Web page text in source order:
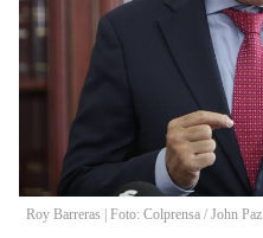
Roy Barreras | Foto: Colprensa / John Paz